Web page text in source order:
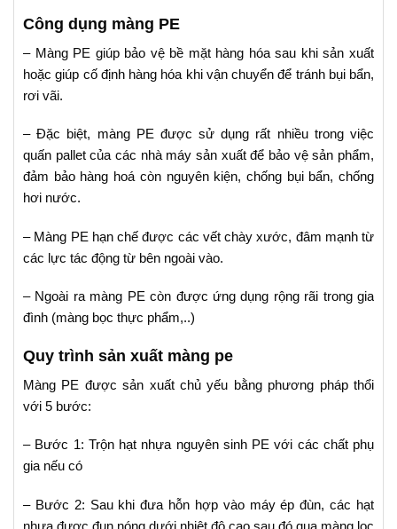
Công dụng màng PE
– Màng PE giúp bảo vệ bề mặt hàng hóa sau khi sản xuất
hoặc giúp cố định hàng hóa khi vận chuyển để tránh bụi bẩn,
rơi vãi.
– Đặc biệt, màng PE được sử dụng rất nhiều trong việc
quấn pallet của các nhà máy sản xuất để bảo vệ sản phẩm,
đảm bảo hàng hoá còn nguyên kiện, chống bụi bẩn, chống
hơi nước.
– Màng PE hạn chế được các vết chày xước, đâm mạnh từ
các lực tác động từ bên ngoài vào.
– Ngoài ra màng PE còn được ứng dụng rộng rãi trong gia
đình (màng bọc thực phẩm,..)
Quy trình sản xuất màng pe
Màng PE được sản xuất chủ yếu bằng phương pháp thổi
với 5 bước:
– Bước 1: Trộn hạt nhựa nguyên sinh PE với các chất phụ
gia nếu có
– Bước 2: Sau khi đưa hỗn hợp vào máy ép đùn, các hạt
nhựa được đun nóng dưới nhiệt độ cao sau đó qua màng lọc